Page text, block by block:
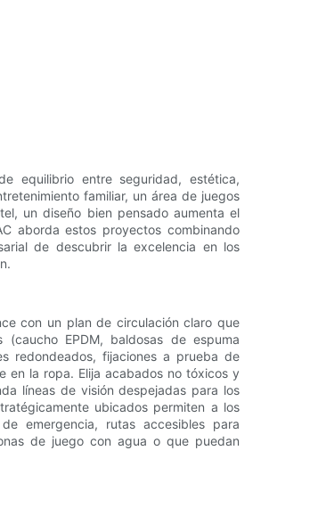
equilibrio entre seguridad, estética,
familiar, un área de juegos
un diseño bien pensado aumenta el
aborda estos proyectos combinando
de descubrir la excelencia en los
con un plan de circulación claro que
EPDM, baldosas de espuma
redondeados, fijaciones a prueba de
en la ropa. Elija acabados no tóxicos y
líneas de visión despejadas para los
ubicados permiten a los
emergencia, rutas accesibles para
de juego con agua o que puedan